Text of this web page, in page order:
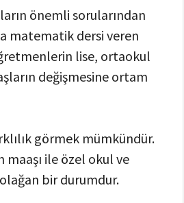
önemli sorularından
matematik dersi veren
lise, ortaokul
değişmesine ortam
görmek mümkündür.
ile özel okul ve
bir durumdur.